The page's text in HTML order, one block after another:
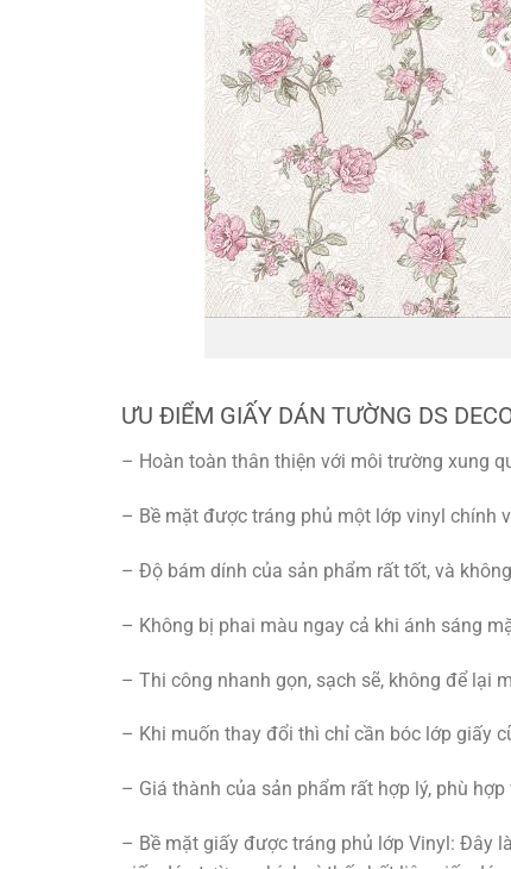
ƯU ĐIỂM GIẤY DÁN TƯỜNG DS
– Hoàn toàn thân thiện với môi trường xung
– Bề mặt được tráng phủ một lớp vinyl chính
– Độ bám dính của sản phẩm rất tốt, và
– Không bị phai màu ngay cả khi ánh sáng
– Thi công nhanh gọn, sạch sẽ, không để lại
– Khi muốn thay đổi thì chỉ cần bóc lớp giấy
– Giá thành của sản phẩm rất hợp lý, phù
– Bề mặt giấy được tráng phủ lớp Vinyl: Đây